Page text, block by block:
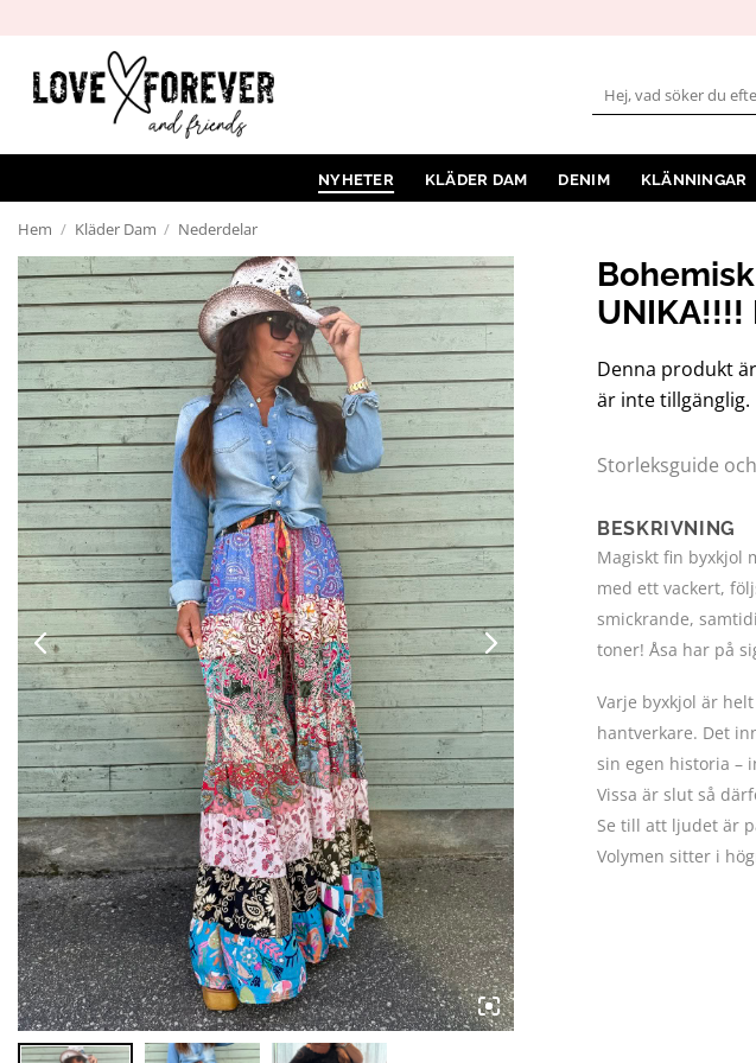
innehåll
Sök
efter:
NYHETER KLÄDER DAM DENIM KLÄNNINGAR
Hem / Kläder Dam / Nederdelar
UNIKA!!!!
Denna produkt
är inte tillgänglig.
Storleksguide
BESKRIVNING
Magiskt fin byxkjol
med ett vackert,
smickrande,
toner! Åsa har på
Varje byxkjol är
hantverkare. Det
sin egen historia –
Vissa är slut så
Se till att ljudet är
Volymen sitter i